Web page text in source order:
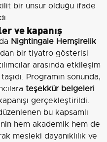
bir unsur olduğu ifade
ve kapanış
Nightingale Hemşirelik
bir tiyatro gösterisi
arasında etkileşim
Programın sonunda,
teşekkür belgeleri
gerçekleştirildi.
bu kapsamlı
hem akademik hem de
mesleki dayanıklılık ve